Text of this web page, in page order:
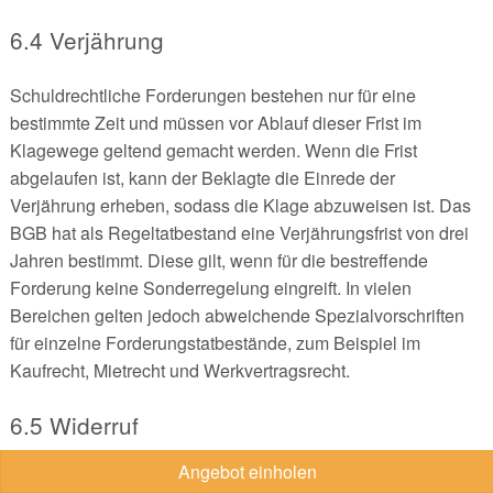
Angebot einholen
6.4 Verjährung
Schuldrechtliche Forderungen bestehen nur für eine
bestimmte Zeit und müssen vor Ablauf dieser Frist im
Klagewege geltend gemacht werden. Wenn die Frist
abgelaufen ist, kann der Beklagte die Einrede der
Verjährung erheben, sodass die Klage abzuweisen ist. Das
BGB hat als Regeltatbestand eine Verjährungsfrist von drei
Jahren bestimmt. Diese gilt, wenn für die bestreffende
Forderung keine Sonderregelung eingreift. In vielen
Bereichen gelten jedoch abweichende Spezialvorschriften
für einzelne Forderungstatbestände, zum Beispiel im
Kaufrecht, Mietrecht und Werkvertragsrecht.
6.5 Widerruf
Das BGB regelt in den §§ 355 ff. ein Widerrufsrecht für